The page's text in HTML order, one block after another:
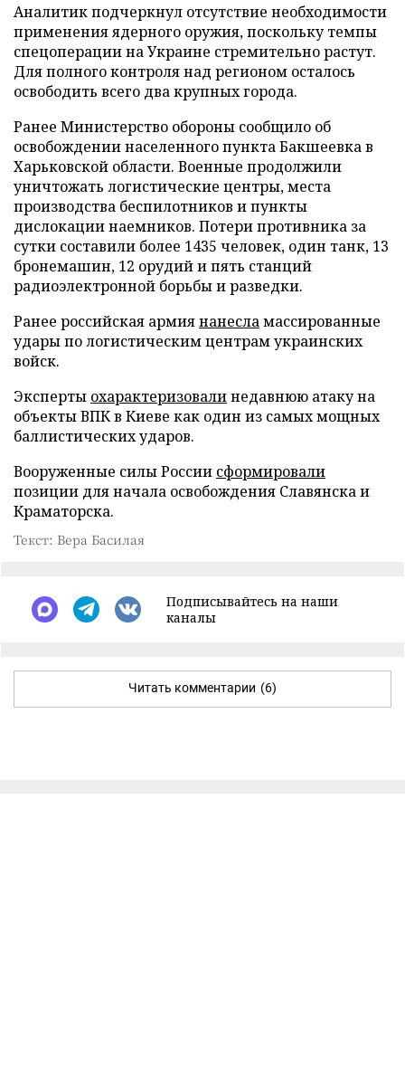
Аналитик подчеркнул отсутствие необходимости
применения ядерного оружия, поскольку темпы
спецоперации на Украине стремительно растут.
Для полного контроля над регионом осталось
освободить всего два крупных города.
Ранее Министерство обороны сообщило об
освобождении населенного пункта Бакшеевка в
Харьковской области. Военные продолжили
уничтожать логистические центры, места
производства беспилотников и пункты
дислокации наемников. Потери противника за
сутки составили более 1435 человек, один танк, 13
бронемашин, 12 орудий и пять станций
радиоэлектронной борьбы и разведки.
Ранее российская армиянанесламассированные
удары по логистическим центрам украинских
войск.
Эксперты охарактеризовалинедавнюю атаку на
объекты ВПК в Киеве как один из самых мощных
баллистических ударов.
Вооруженные силы России сформировали
позиции для начала освобождения Славянска и
Краматорска.
Текст: Вера Басилая
Подписывайтесь на наши
каналы
Читать комментарии (6)